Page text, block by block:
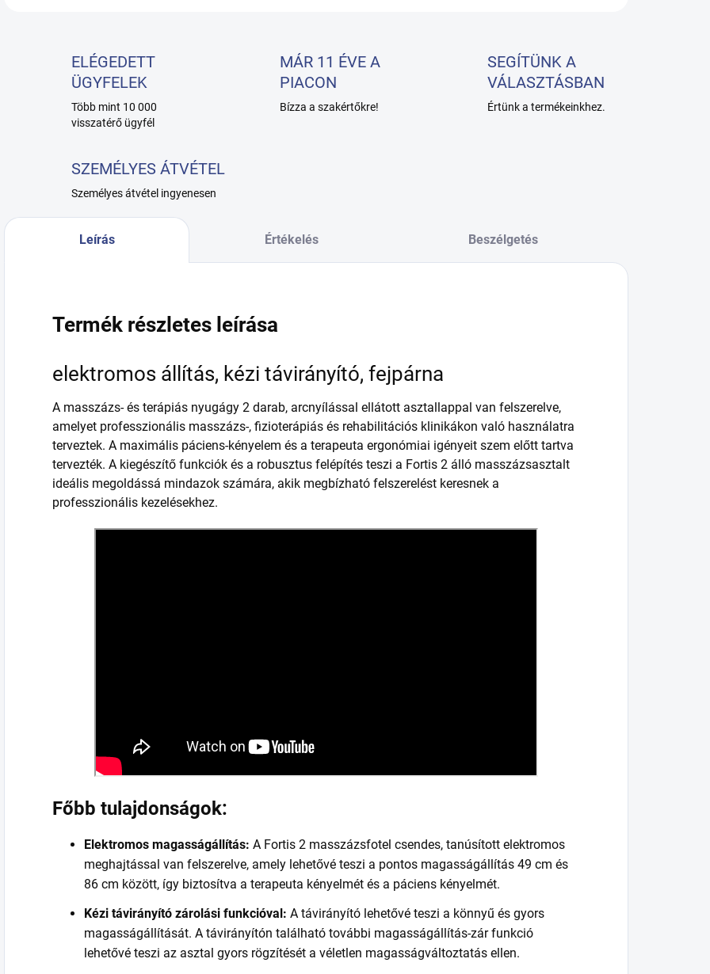
ELÉGEDETT
ÜGYFELEK
Több mint 10 000
visszatérő ügyfél
MÁR 11 ÉVE A
PIACON
Bízza a szakértőkre!
SEGÍTÜNK A
VÁLASZTÁSBAN
Értünk a termékeinkhez.
SZEMÉLYES ÁTVÉTEL
Személyes átvétel ingyenesen
Leírás Értékelés Beszélgetés
Termék részletes leírása
elektromos állítás, kézi távirányító, fejpárna
A masszázs- és terápiás nyugágy 2 darab, arcnyílással ellátott asztallappal van felszerelve,
amelyet professzionális masszázs-, fizioterápiás és rehabilitációs klinikákon való használatra
terveztek. A maximális páciens-kényelem és a terapeuta ergonómiai igényeit szem előtt tartva
tervezték. A kiegészítő funkciók és a robusztus felépítés teszi a Fortis 2 álló masszázsasztalt
ideális megoldássá mindazok számára, akik megbízható felszerelést keresnek a
professzionális kezelésekhez.
Főbb tulajdonságok:
Elektromos magasságállítás: A Fortis 2 masszázsfotel csendes, tanúsított elektromos
meghajtással van felszerelve, amely lehetővé teszi a pontos magasságállítás 49 cm és
86 cm között, így biztosítva a terapeuta kényelmét és a páciens kényelmét.
Kézi távirányító zárolási funkcióval: A távirányító lehetővé teszi a könnyű és gyors
magasságállítását. A távirányítón található további magasságállítás-zár funkció
lehetővé teszi az asztal gyors rögzítését a véletlen magasságváltoztatás ellen.